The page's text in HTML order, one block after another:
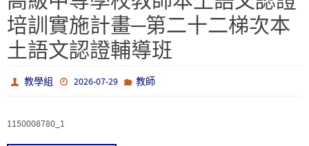
培訓實施計畫─第二十二梯次本
土語文認證輔導班
教學組 2026-07-29 教師
1150008780_1